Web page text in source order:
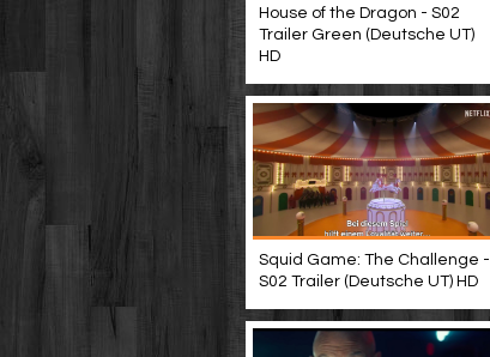
House of the Dragon - S02
Trailer Green (Deutsche UT)
HD
Squid Game: The Challenge -
S02 Trailer (Deutsche UT) HD